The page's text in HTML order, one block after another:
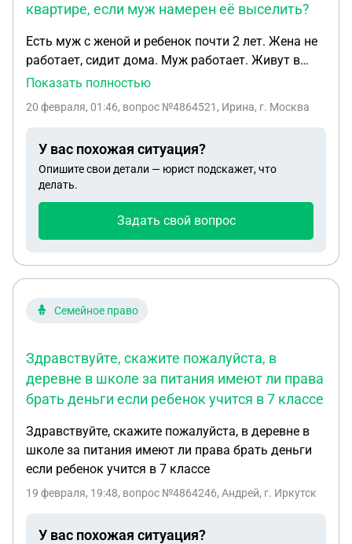
квартире, если муж намерен её выселить?
Есть муж с женой и ребенок почти 2 лет. Жена не
работает, сидит дома. Муж работает. Живут в
квартире мужа, у него там доля. Ребенок
развода, но жена не дает, ссылаясь на то, что она
ребенок. Имеет ли право она проживать в этой
квартире, если муж намерен её выселить?
Показать полностью
20 февраля, 01:46, вопрос №4864521, Ирина, г. Москва
У вас похожая ситуация?
Опишите свои детали — юрист подскажет, что
делать.
Задать свой вопрос
Семейное право
Здравствуйте, скажите пожалуйста, в
деревне в школе за питания имеют ли права
брать деньги если ребенок учится в 7 классе
Здравствуйте, скажите пожалуйста, в деревне в
школе за питания имеют ли права брать деньги
если ребенок учится в 7 классе
19 февраля, 19:48, вопрос №4864246, Андрей, г. Иркутск
У вас похожая ситуация?